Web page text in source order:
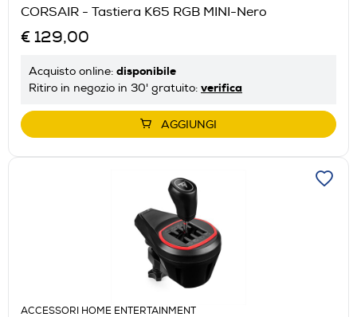
CORSAIR - Tastiera K65 RGB MINI-Nero
€ 129,00
Acquisto online: disponibile
Ritiro in negozio in 30' gratuito: verifica
AGGIUNGI
ACCESSORI HOME ENTERTAINMENT